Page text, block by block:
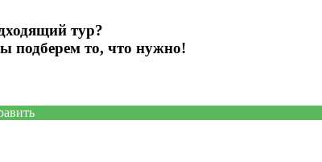
тур?
подберем то, что нужно!